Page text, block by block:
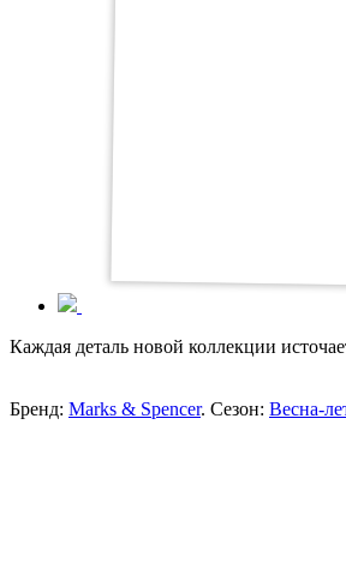
Каждая деталь новой коллекции
Бренд: Marks & Spencer. Сезон: Весна-